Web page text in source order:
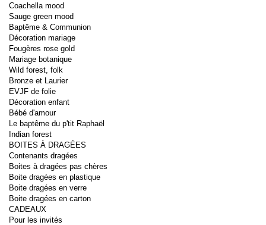
Coachella mood
Sauge green mood
Baptême & Communion
Décoration mariage
Fougères rose gold
Mariage botanique
Wild forest, folk
Bronze et Laurier
EVJF de folie
Décoration enfant
Bébé d'amour
Le baptême du p'tit Raphaël
Indian forest
BOITES À DRAGÉES
Contenants dragées
Boites à dragées pas chères
Boite dragées en plastique
Boite dragées en verre
Boite dragées en carton
CADEAUX
Pour les invités